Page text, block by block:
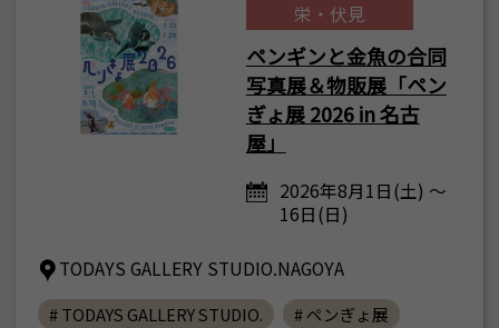
栄・伏見
ペンギンと金魚の合同
写真展＆物販展「ペン
ぎょ展 2026 in 名古
屋」
2026年8月1日(土) ～
16日(日)
TODAYS GALLERY STUDIO.NAGOYA
# TODAYS GALLERY STUDIO.
# ペンぎょ展